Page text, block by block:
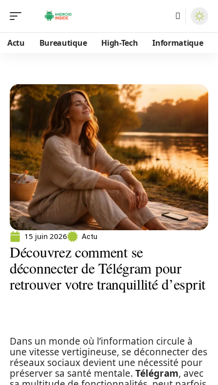
Actu Bureautique High-Tech Informatique
15 juin 2026 Actu
Découvrez comment se
déconnecter de Télégram pour
retrouver votre tranquillité d’esprit
Dans un monde où l’information circule à
une vitesse vertigineuse, se déconnecter des
réseaux sociaux devient une nécessité pour
préserver sa santé mentale. Télégram, avec